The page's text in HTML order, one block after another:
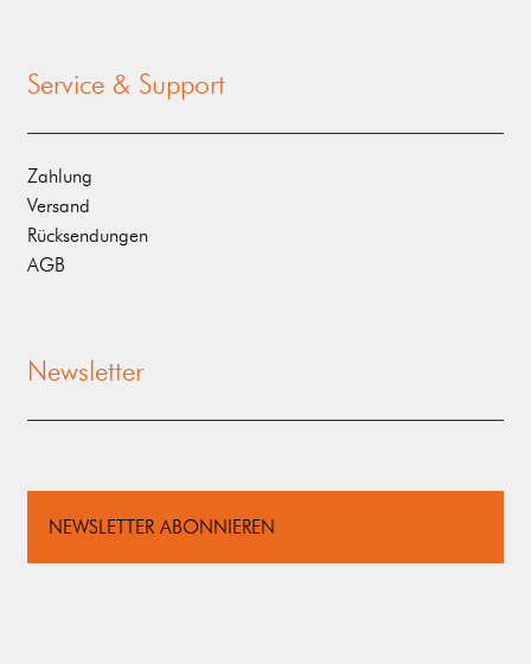
Service & Support
Zahlung
Versand
Rücksendungen
AGB
Newsletter
NEWSLETTER ABONNIEREN